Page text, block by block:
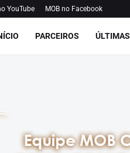
YouTube MOB no Facebook
PARCEIROS ÚLTIMAS